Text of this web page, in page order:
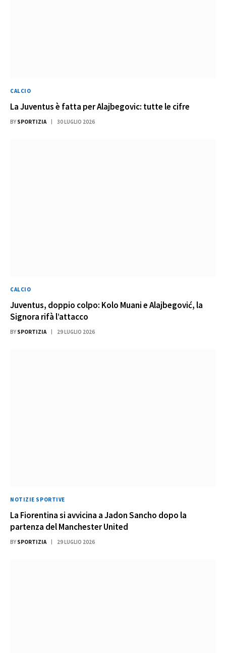
CALCIO
La Juventus è fatta per Alajbegovic: tutte le cifre
BY SPORTIZIA 30 LUGLIO 2026
CALCIO
Juventus, doppio colpo: Kolo Muani e Alajbegović, la
Signora rifà l’attacco
BY SPORTIZIA 29 LUGLIO 2026
NOTIZIE SPORTIVE
La Fiorentina si avvicina a Jadon Sancho dopo la
partenza del Manchester United
BY SPORTIZIA 29 LUGLIO 2026